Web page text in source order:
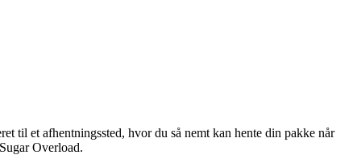
til et afhentningssted, hvor du så nemt kan hente din pakke når
Overload.